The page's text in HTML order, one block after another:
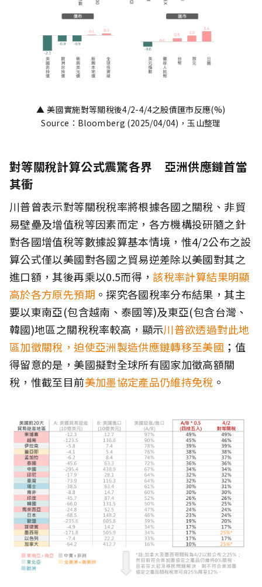
▲ 美國實施對等關稅後4/2-4/4之股債匯市反應(%)
Source：Bloomberg (2025/04/04)，玉山整理
對等關稅計算公式震驚各界 亞洲供應鏈首當
其衝
川普曾表示對等關稅稅率將根據各國之關稅、非貿
易壁壘及增值稅等因素而定，各方機構投研隨之針
對各國增值稅等數據設算基本情境，惟4/2公布之設
算公式僅以美國對各國之貿易逆差除以美國對其之
進口額，其後再乘以0.5而得， 該稅率計算結果明顯
高於各方原先預期 。探究各國稅率分布結果，其主
要以東南亞(包含越南、泰國等)及東亞(包含台灣、
韓國)地區之關稅稅率較高，顯示川普欲透過對此地
區加徵關稅，迫使亞洲製造供應鏈轉移至美國 ；值
得留意的是，美國擬對全球所有國家加徵高額關
稅，惟截至目前美加墨協定產品仍維持免稅 。